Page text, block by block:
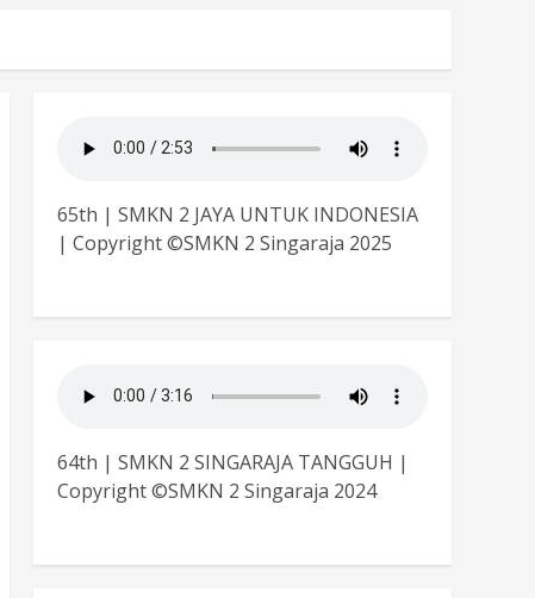
65th | SMKN 2 JAYA UNTUK INDONESIA
| Copyright ©SMKN 2 Singaraja 2025
64th | SMKN 2 SINGARAJA TANGGUH |
Copyright ©SMKN 2 Singaraja 2024